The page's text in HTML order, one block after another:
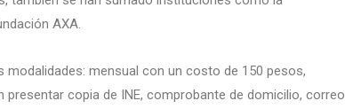
AXA.
mensual con un costo de 150 pesos,
copia de INE, comprobante de domicilio, correo